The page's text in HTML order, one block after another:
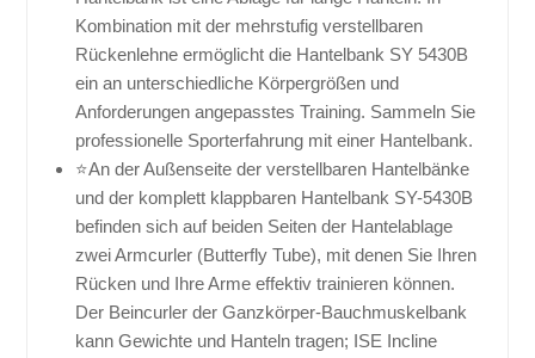
Kombination mit der mehrstufig verstellbaren
Rückenlehne ermöglicht die Hantelbank SY 5430B
ein an unterschiedliche Körpergrößen und
Anforderungen angepasstes Training. Sammeln Sie
professionelle Sporterfahrung mit einer Hantelbank.
⭐An der Außenseite der verstellbaren Hantelbänke
und der komplett klappbaren Hantelbank SY-5430B
befinden sich auf beiden Seiten der Hantelablage
zwei Armcurler (Butterfly Tube), mit denen Sie Ihren
Rücken und Ihre Arme effektiv trainieren können.
Der Beincurler der Ganzkörper-Bauchmuskelbank
kann Gewichte und Hanteln tragen; ISE Incline